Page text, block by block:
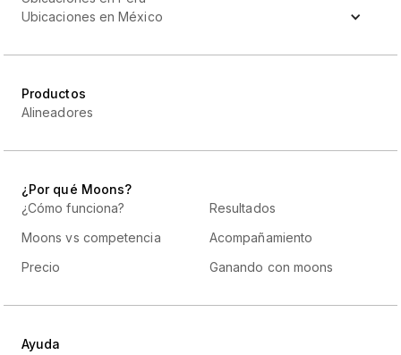
Ubicaciones en México
Productos
Alineadores
¿Por qué Moons?
¿Cómo funciona?
Moons vs competencia
Precio
Resultados
Acompañamiento
Ganando con moons
Ayuda